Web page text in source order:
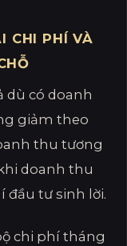
CHI PHÍ VÀ
dù có doanh
giảm theo
thu tương
doanh thu
đầu tư sinh lời.
chi phí tháng